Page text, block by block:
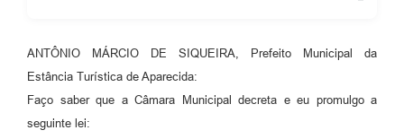
Galeria de Vídeos
Projetos
Participe mais
ANTÔNIO MÁRCIO DE SIQUEIRA, Prefeito Municipal da
Estância Turística de Aparecida:
Faço saber que a Câmara Municipal decreta e eu promulgo a
seguinte lei: